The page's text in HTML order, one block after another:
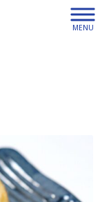
MENU